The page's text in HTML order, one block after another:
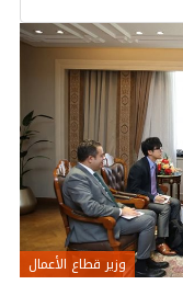
وزير قطاع الأعمال